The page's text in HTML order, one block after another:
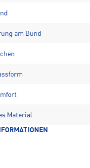
am Bund
Material